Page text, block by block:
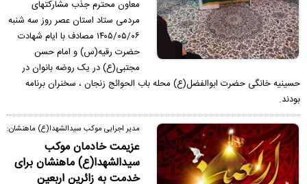
معاون محترم جذب مشارکتهای
مردمی ستاد استان عصر روز سه شنبه
۱۴۰۵/۰۵/۰۶ مصادف با ایام شهادت
حضرت رقیه(س) و امام حسن
مجتبی(ع) در یک روضه بانوان در
حسینیه خانگی حضرت ابوالفضل(ع) محله باب الحوائج زنجان ، سخنران برنامه
بودند.
مدیر اجرایی موکب سیدالشهدا(ع) ماهنشان:
عزیمت خادمان موکب
سیدالشهدا(ع) ماهنشان برای
خدمت به زائرین اربعین